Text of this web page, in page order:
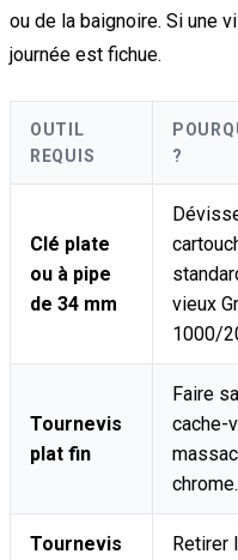
ou de la baignoire. Si une
journée est fichue.
OUTIL
REQUIS
?
Clé plate
ou à pipe
de 34 mm
vieux
1000/
Tournevis
plat fin
Faire
cache-
chrome.
Tournevis
Retirer